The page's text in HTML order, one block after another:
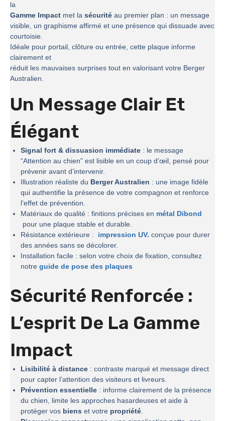
la
Gamme Impact met la sécurité au premier plan : un message
visible, un graphisme affirmé et une présence qui dissuade avec
courtoisie.
Idéale pour portail, clôture ou entrée, cette plaque informe
clairement et
réduit les mauvaises surprises tout en valorisant votre Berger
Australien.
Un Message Clair Et
Élégant
Signal fort & dissuasion immédiate : le message
“Attention au chien” est lisible en un coup d’œil, pensé pour
prévenir avant d’intervenir.
Illustration réaliste du Berger Australien : une image fidèle
qui authentifie la présence de votre compagnon et renforce
l’effet de prévention.
Matériaux de qualité : finitions précises en métal Dibond
pour une plaque stable et durable.
Résistance extérieure :
impression UV. conçue pour durer
des années sans se décolorer.
Installation facile : selon votre choix de fixation, consultez
notre guide de pose des plaques
Sécurité Renforcée :
L’esprit De La Gamme
Impact
Lisibilité à distance : contraste marqué et message direct
pour capter l’attention des visiteurs et livreurs.
Prévention essentielle : informe clairement de la présence
du chien, limite les approches hasardeuses et aide à
protéger vos biens et votre propriété.